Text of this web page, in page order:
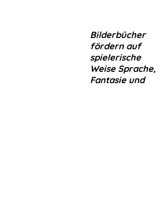
Bilderbücher
fördern auf
spielerische
Weise Sprache,
Fantasie und